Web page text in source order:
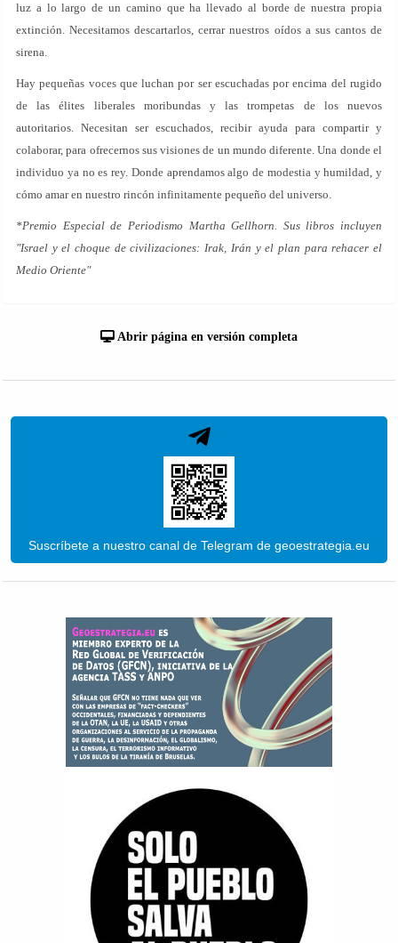
luz a lo largo de un camino que ha llevado al borde de nuestra propia
extinción. Necesitamos descartarlos, cerrar nuestros oídos a sus cantos de
sirena.
Hay pequeñas voces que luchan por ser escuchadas por encima del rugido
de las élites liberales moribundas y las trompetas de los nuevos
autoritarios. Necesitan ser escuchados, recibir ayuda para compartir y
colaborar, para ofrecernos sus visiones de un mundo diferente. Una donde el
individuo ya no es rey. Donde aprendamos algo de modestia y humildad, y
cómo amar en nuestro rincón infinitamente pequeño del universo.
*Premio Especial de Periodismo Martha Gellhorn. Sus libros incluyen
"Israel y el choque de civilizaciones: Irak, Irán y el plan para rehacer el
Medio Oriente"
Abrir página en versión completa
Suscríbete a nuestro canal de Telegram de geoestrategia.eu